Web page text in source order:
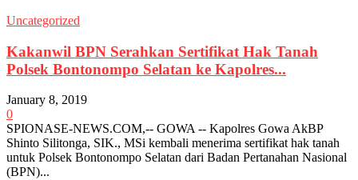
Uncategorized
Kakanwil BPN Serahkan Sertifikat Hak Tanah
Polsek Bontonompo Selatan ke Kapolres...
January 8, 2019
0
SPIONASE-NEWS.COM,-- GOWA -- Kapolres Gowa AkBP
Shinto Silitonga, SIK., MSi kembali menerima sertifikat hak tanah
untuk Polsek Bontonompo Selatan dari Badan Pertanahan Nasional
(BPN)...